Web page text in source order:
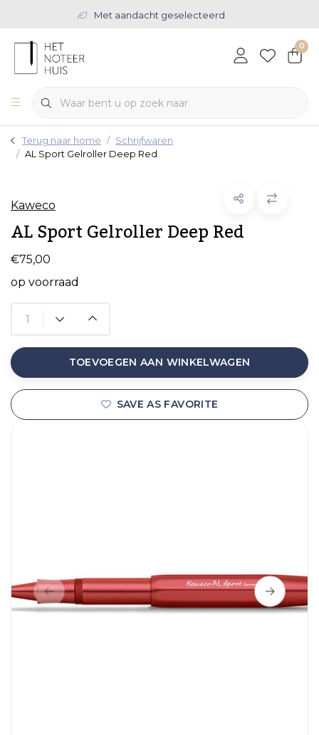
Met aandacht geselecteerd
0
Terug naar home
Schrijfwaren
AL Sport Gelroller Deep Red
Kaweco
AL Sport Gelroller Deep Red
€75,00
op voorraad
TOEVOEGEN AAN WINKELWAGEN
SAVE AS FAVORITE